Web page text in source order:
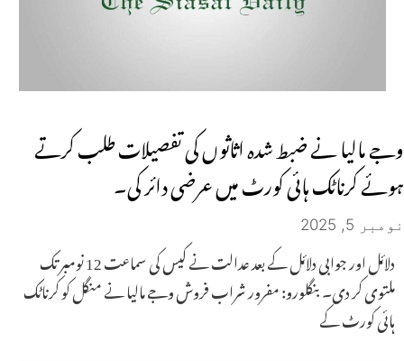
وجے مالیا نے ضبط شدہ اثاثوں کی تفصیلات طلب کرتے
ہوئے کرناٹک ہائی کورٹ میں عرضی دائر کی۔
نومبر 5, 2025
دلائل اور جوابی دلائل کے بعد عدالت نے کیس کی سماعت 12 نومبر تک
ملتوی کر دی۔ بنگلورو: مفرور شراب فروش وجے مالیا نے منگل کو کرناٹک
ہائی کورٹ کے